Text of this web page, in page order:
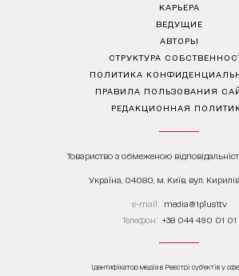
КАРЬЕРА
ВЕДУЩИЕ
АВТОРЫ
СТРУКТУРА
ПОЛИТИКА
ПРАВИЛА ПОЛЬЗОВАНИЯ
РЕДАКЦИОННАЯ
Товариство з обмеженою
Україна, 04080, м. Київ, вул.
е-mail: media@1plus1.tv
Телефон: +38 044 490 01 01
Ідентифікатор медіа в Реєстрі суб’єктів у